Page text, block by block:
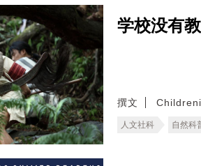
学校没有
撰文
人文社科 自然科